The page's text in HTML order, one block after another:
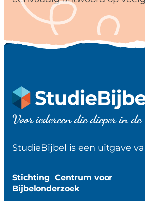
Voor iedereen die dieper in
StudieBijbel is een uitgave
Stichting Centrum voor
Bijbelonderzoek